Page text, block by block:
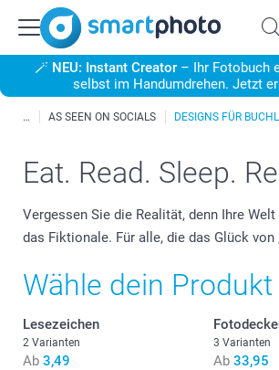
🪄 NEU: Instant Creator – Ihr Fotobuch
selbst im Handumdrehen. Jetzt
AS SEEN ON SOCIALS DESIGNS FÜR
Eat. Read. Sleep.
Vergessen Sie die Realität, denn Ihre
das Fiktionale. Für alle, die das Glück von
Wähle dein Produkt
Lesezeichen
2 Varianten
Ab 3,49
3 Varianten
Ab 33,95